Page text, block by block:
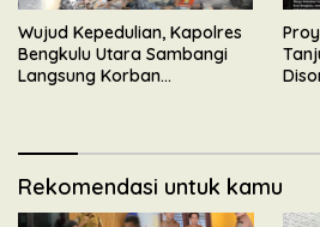
Wujud Kepedulian, Kapolres
Bengkulu Utara Sambangi
Langsung Korban
Rekomendasi untuk kamu